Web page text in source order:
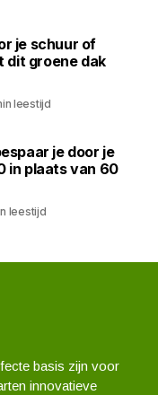
je schuur of
dit groene dak
leestijd
je door je
in plaats van 60
leestijd
basis zijn voor
innovatieve